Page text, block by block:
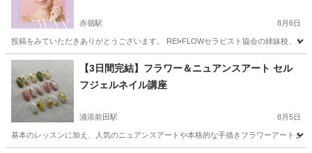
赤嶺駅 8月6日
投稿をみていただきありがとうございます。 REI•FLOWセラピスト協会の姉妹校、
沖縄 那覇市 赤嶺駅 美容健康 フェイシャル
【3日間完結】フラワー＆ニュアンスアート セル
フジェルネイル講座
浦添前田駅 8月5日
基本のレッスンに加え、人気のニュアンスアートや本格的な手描きフラワーアートま